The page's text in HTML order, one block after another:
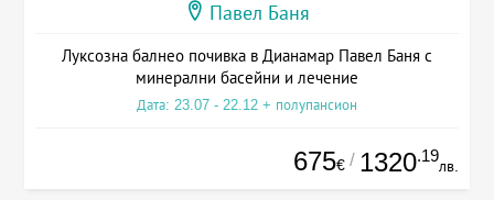
Павел Баня
Луксозна балнео почивка в Дианамар Павел Баня с
минерални басейни и лечение
Дата: 23.07 - 22.12 + полупансион
675€ / 1320.19
лв.